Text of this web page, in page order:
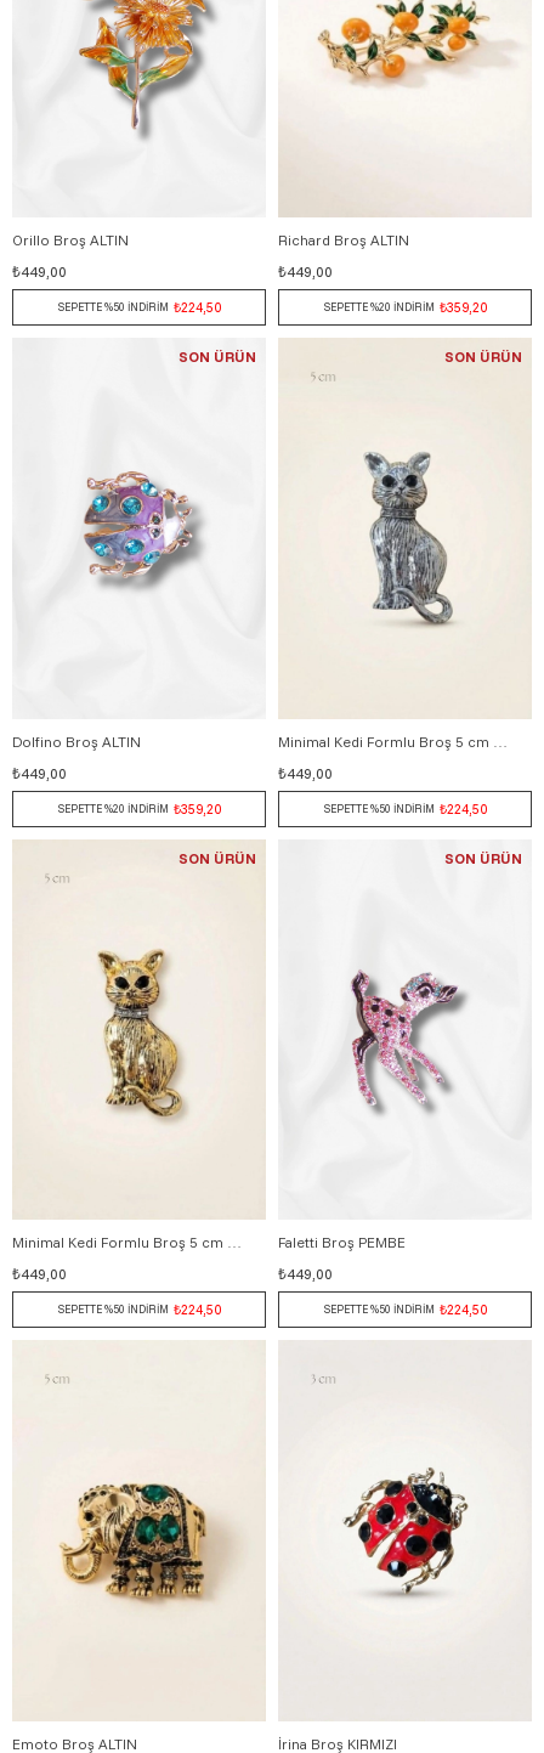
Orillo Broş ALTIN
₺449,00
SEPETTE %50 İNDİRİM ₺224,50
Richard Broş ALTIN
₺449,00
SEPETTE %20 İNDİRİM ₺359,20
Dolfino Broş ALTIN
₺449,00
SEPETTE %20 İNDİRİM ₺359,20
SON ÜRÜN
₺449,00
SEPETTE %50 İNDİRİM ₺224,50
SON ÜRÜN
Minimal Kedi Formlu Broş 5 cm ALTIN
₺449,00
SEPETTE %50 İNDİRİM ₺224,50
SON ÜRÜN
Faletti Broş PEMBE
₺449,00
SEPETTE %50 İNDİRİM ₺224,50
SON ÜRÜN
Emoto Broş ALTIN
İrina Broş KIRMIZI